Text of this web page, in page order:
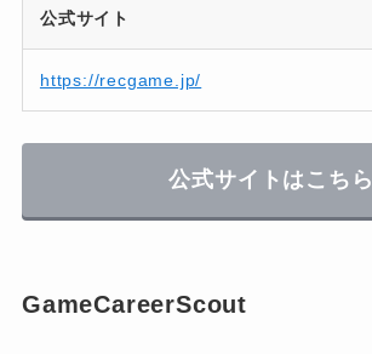
公式サイト
https://recgame.jp/
公式サイトはこちら
GameCareerScout